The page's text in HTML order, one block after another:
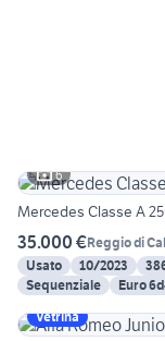
6
Mercedes Classe A
35.000 €Reggio di
Usato
10/2023
Sequenziale
Euro
Vetrina